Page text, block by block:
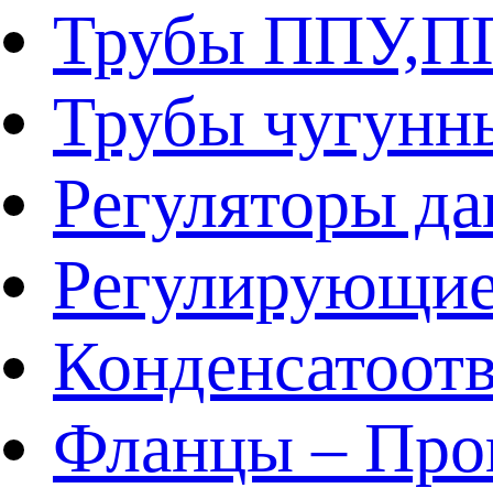
Трубы
Трубы
Регуляторы
Фланцы –